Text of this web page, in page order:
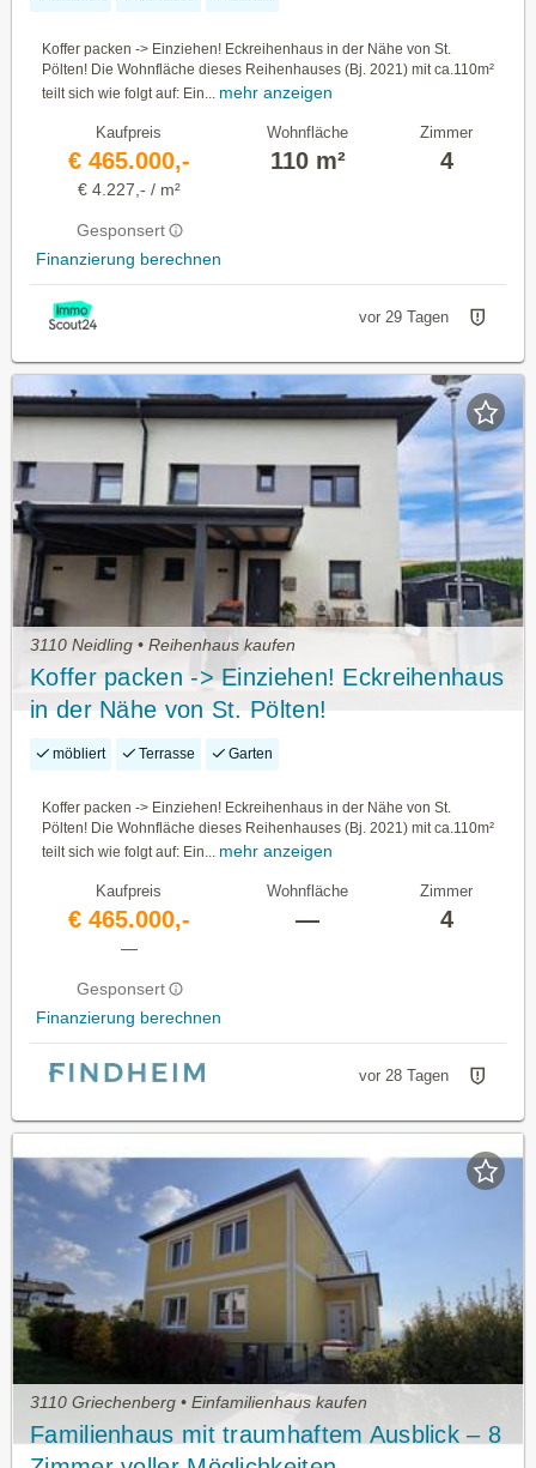
Koffer packen -> Einziehen! Eckreihenhaus in der Nähe von St.
Pölten! Die Wohnfläche dieses Reihenhauses (Bj. 2021) mit ca.110m²
teilt sich wie folgt auf: Ein... mehr anzeigen
Kaufpreis
€ 465.000,-
€ 4.227,- / m²
Gesponsert
Finanzierung berechnen
Wohnfläche
110 m²
Zimmer
4
vor 29 Tagen
3110 Neidling • Reihenhaus kaufen
Koffer packen -> Einziehen! Eckreihenhaus
in der Nähe von St. Pölten!
möbliert Terrasse Garten
Koffer packen -> Einziehen! Eckreihenhaus in der Nähe von St.
Pölten! Die Wohnfläche dieses Reihenhauses (Bj. 2021) mit ca.110m²
teilt sich wie folgt auf: Ein...
mehr anzeigen
Kaufpreis
€ 465.000,-
—
Gesponsert
Finanzierung berechnen
Wohnfläche
—
Zimmer
4
vor 28 Tagen
3110 Griechenberg • Einfamilienhaus kaufen
Familienhaus mit traumhaftem Ausblick – 8